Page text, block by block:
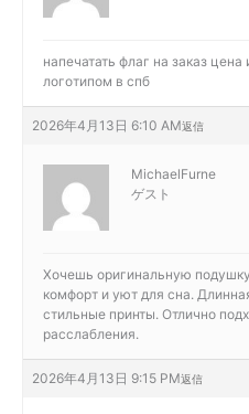
напечатать флаг на заказ цена
логотипом в спб
2026年4月13日 6:10 AM返信
MichaelFurne
ゲスト
Хочешь оригинальную
комфорт и уют для сна.
стильные принты. Отлично
расслабления.
2026年4月13日 9:15 PM返信